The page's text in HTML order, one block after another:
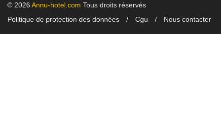
© 2026 Annu-hotel.com Tous droits réservés
Politique de protection des données
Cgu Nous contacter